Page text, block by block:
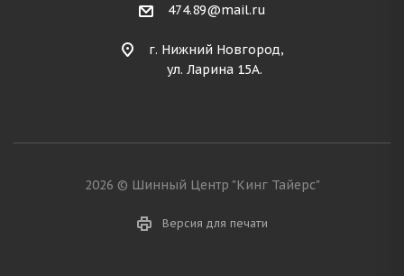
474.89@mail.ru
г. Нижний Новгород,
ул. Ларина 15А.
2026 © Шинный Центр "Кинг Тайерс"
Версия для печати